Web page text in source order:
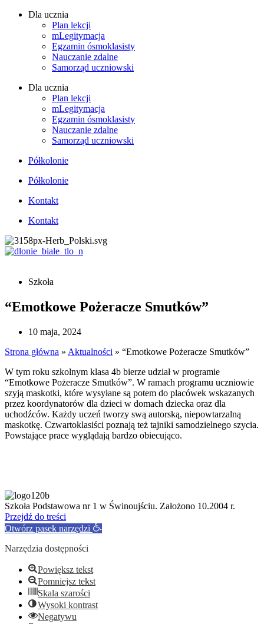
Dla ucznia
Plan lekcji
mLegitymacja
Egzamin ósmoklasisty
Nauczanie zdalne
Samorząd uczniowski
Dla ucznia
Plan lekcji
mLegitymacja
Egzamin ósmoklasisty
Nauczanie zdalne
Samorząd uczniowski
Półkolonie
Półkolonie
Kontakt
Kontakt
Szkoła
“Emotkowe Pożeracze Smutków”
10 maja, 2024
Strona główna » Aktualności » “Emotkowe Pożeracze Smutków”
W tym roku szkolnym klasa 4b bierze udział w programie
“Emotkowe Pożeracze Smutków”. W ramach programu uczniowie
szyją maskotki, które wysyłane są potem do placówek wskazanych
przez koordynatorów dla dzieci w domach dziecka oraz dla
uchodźców. Każdy uczeń tworzy swą autorską, niepowtarzalną
maskotkę. Czwartoklasiści poznają też tajniki samodzielnego szycia.
Powstające prace wyglądają bardzo obiecująco.
Szkoła Podstawowa nr 1 w Świnoujściu. Założono 10.2004 r.
Przejdź do treści
Otwórz pasek narzędzi
Narzędzia dostępności
Powiększ tekst
Pomniejsz tekst
Skala szarości
Wysoki kontrast
Negatywu